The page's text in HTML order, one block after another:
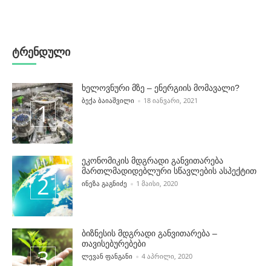
ტრენდული
ხელოვნური მზე – ენერგიის მომავალი?
POSTED BY
ᲑᲔᲥᲐ ᲑᲐᲘᲐᲨᲕᲘᲚᲘ 18 ᲘᲐᲜᲕᲐᲠᲘ, 2021
ეკონომიკის მდგრადი განვითარება
მართლმადიდებლური სწავლების ასპექტით
POSTED BY
ᲘᲜᲔᲖᲐ ᲒᲐᲒᲜᲘᲫᲔ 1 ᲛᲐᲘᲡᲘ, 2020
ბიზნესის მდგრადი განვითარება –
თავისებურებები
POSTED BY
ᲚᲔᲕᲐᲜ ᲤᲐᲜᲒᲐᲜᲘ 4 ᲐᲞᲠᲘᲚᲘ, 2020